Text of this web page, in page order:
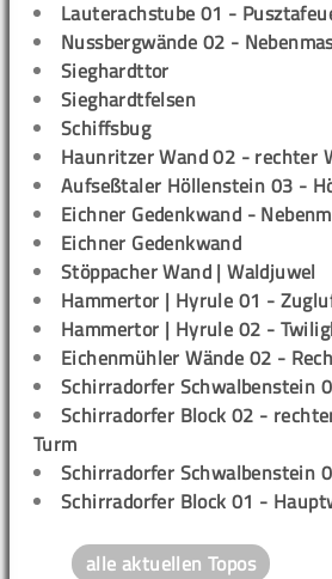
Lauterachstube 01 -
Nussbergwände 02 -
Sieghardttor
Sieghardtfelsen
Schiffsbug
Haunritzer Wand 02 - rechter
Aufseßtaler Höllenstein 03 -
Eichner Gedenkwand -
Eichner Gedenkwand
Stöppacher Wand | Waldjuwel
Hammertor | Hyrule 01 -
Hammertor | Hyrule 02 -
Eichenmühler Wände 02 -
Schirradorfer Schwalbenstein
Schirradorfer Block 02 -
Turm
Schirradorfer Schwalbenstein
Schirradorfer Block 01 -
alle aktuellen Topos